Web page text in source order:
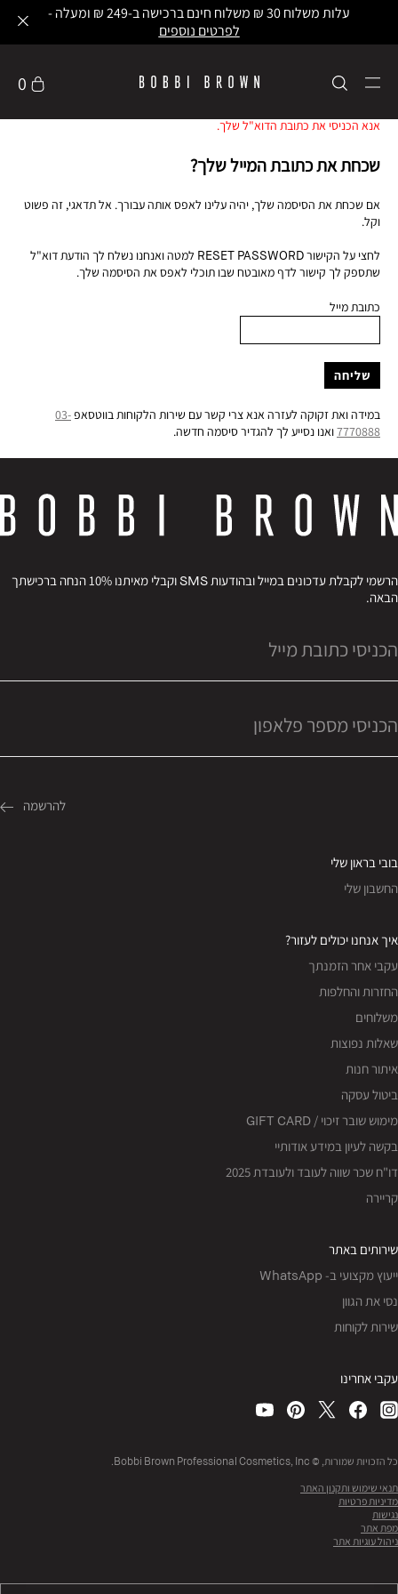
עלות משלוח 30 ₪ משלוח חינם ברכישה ב-249 ₪ ומעלה -
לפרטים נוספים
0
אנא הכניסי את כתובת הדוא"ל שלך.
שכחת את כתובת המייל שלך?
אם שכחת את הסיסמה שלך, יהיה עלינו לאפס אותה עבורך. אל תדאגי, זה פשוט
וקל.
לחצי על הקישור RESET PASSWORD למטה ואנחנו נשלח לך הודעת דוא"ל
שתספק לך קישור לדף מאובטח שבו תוכלי לאפס את הסיסמה שלך.
כתובת מייל
במידה ואת זקוקה לעזרה אנא צרי קשר עם שירות הלקוחות בווטסאפ 03-
7770888ואנו נסייע לך להגדיר סיסמה חדשה.
הרשמי לקבלת עדכונים במייל ובהודעות SMS וקבלי מאיתנו 10% הנחה ברכישתך
הבאה.
בובי בראון שלי
החשבון שלי
איך אנחנו יכולים לעזור?
עקבי אחר הזמנתך
החזרות והחלפות
משלוחים
שאלות נפוצות
איתור חנות
ביטול עסקה
מימוש שובר זיכוי / GIFT CARD
בקשה לעיון במידע אודותיי
דו"ח שכר שווה לעובד ולעובדת 2025
קריירה
שירותים באתר
ייעוץ מקצועי ב- WhatsApp
נסי את הגוון
שירות לקוחות
עקבי אחרינו
כל הזכויות שמורות, © Bobbi Brown Professional Cosmetics, Inc.
תנאי שימוש ותקנון האתר
מדיניות פרטיות
נגישות
מפת אתר
ניהול עוגיות אתר